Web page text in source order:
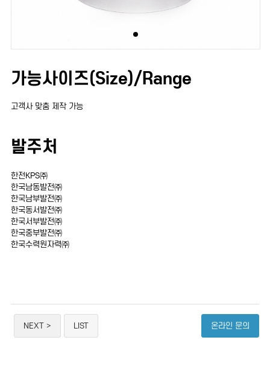
가능사이즈(Size)/Range
고객사 맞춤 제작 가능
발주처
한전KPS㈜
한국남동발전㈜
한국남부발전㈜
한국동서발전㈜
한국서부발전㈜
한국중부발전㈜
한국수력원자력㈜
NEXT > LIST 온라인 문의